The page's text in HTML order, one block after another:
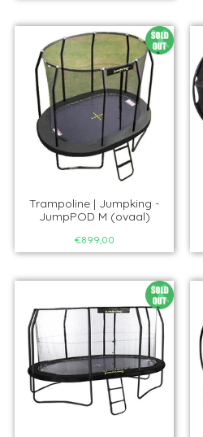
Trampoline | Jumpking -
JumpPOD M (ovaal)
€899,00